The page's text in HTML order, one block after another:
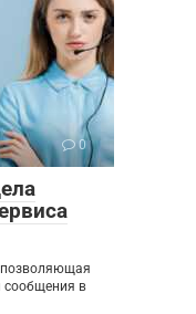
0
позволяющая
сообщения в